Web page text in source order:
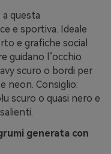
questa
e sportiva. Ideale
e grafiche social
guidano l’occhio.
scuro o bordi per
neon. Consiglio:
scuro o quasi nero e
generata con